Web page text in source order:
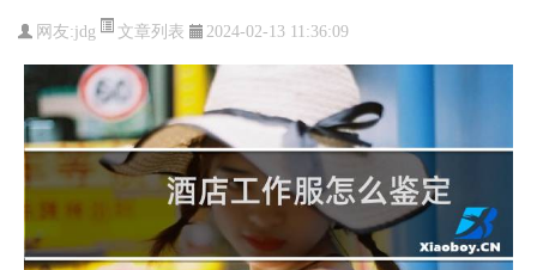
网友:jdg 文章列表 2024-02-13 11:36:09